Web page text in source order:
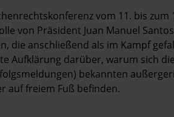
vom 11. bis zum
von Präsident Juan Manuel
die anschließend als im Kampf
Aufklärung darüber, warum sich
bekannten
auf freiem Fuß befinden.